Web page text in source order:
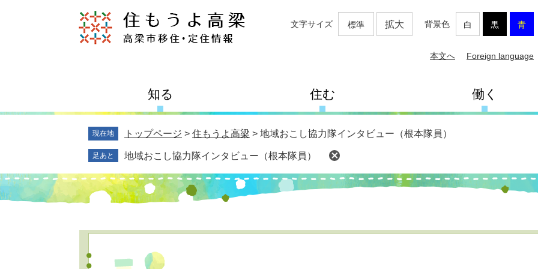
文字サイズ 標準 拡大 背景色 白 黒 青
本文へ Foreign language
知る 住む 働く
現在地 トップページ > 住もうよ高梁 > 地域おこし協力隊インタビュー（根本隊員）
足あと 地域おこし協力隊インタビュー（根本隊員）